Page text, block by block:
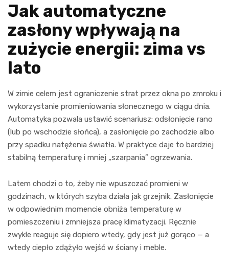
Jak automatyczne
zasłony wpływają na
zużycie energii: zima vs
lato
W zimie celem jest ograniczenie strat przez okna po zmroku i
wykorzystanie promieniowania słonecznego w ciągu dnia.
Automatyka pozwala ustawić scenariusz: odsłonięcie rano
(lub po wschodzie słońca), a zasłonięcie po zachodzie albo
przy spadku natężenia światła. W praktyce daje to bardziej
stabilną temperaturę i mniej „szarpania” ogrzewania.
Latem chodzi o to, żeby nie wpuszczać promieni w
godzinach, w których szyba działa jak grzejnik. Zasłonięcie
w odpowiednim momencie obniża temperaturę w
pomieszczeniu i zmniejsza pracę klimatyzacji. Ręcznie
zwykle reaguje się dopiero wtedy, gdy jest już gorąco — a
wtedy ciepło zdążyło wejść w ściany i meble.